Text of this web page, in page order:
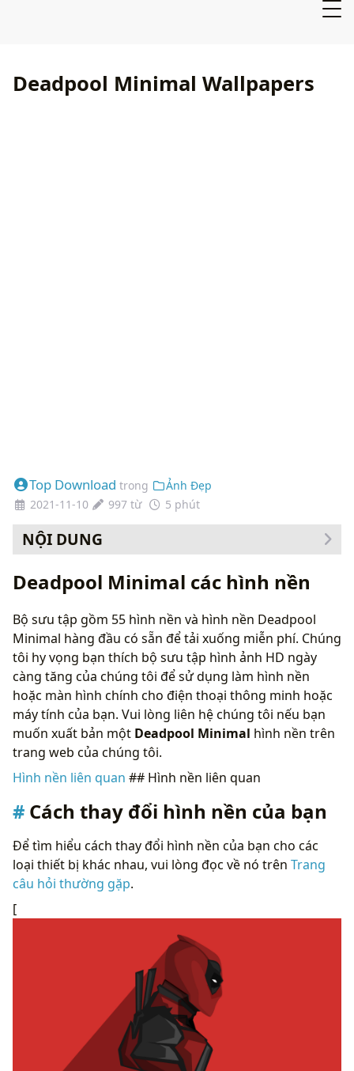
Deadpool Minimal Wallpapers
Top Download trong
Ảnh Đẹp
2021-11-10
997 từ 5 phút
NỘI DUNG
Deadpool Minimal các hình nền
Bộ sưu tập gồm 55 hình nền và hình nền Deadpool
Minimal hàng đầu có sẵn để tải xuống miễn phí. Chúng
tôi hy vọng bạn thích bộ sưu tập hình ảnh HD ngày
càng tăng của chúng tôi để sử dụng làm hình nền
hoặc màn hình chính cho điện thoại thông minh hoặc
máy tính của bạn. Vui lòng liên hệ chúng tôi nếu bạn
muốn xuất bản một Deadpool Minimal hình nền trên
trang web của chúng tôi.
Hình nền liên quan ## Hình nền liên quan
Cách thay đổi hình nền của bạn
Để tìm hiểu cách thay đổi hình nền của bạn cho các
loại thiết bị khác nhau, vui lòng đọc về nó trên Trang
câu hỏi thường gặp.
[